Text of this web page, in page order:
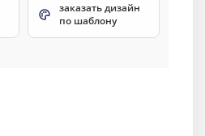
заказать дизайн
по шаблону